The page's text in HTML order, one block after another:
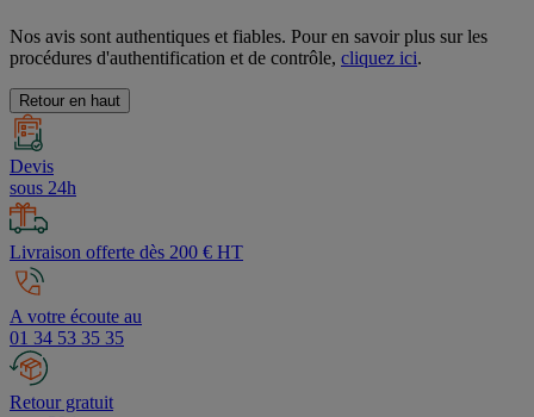
Nos avis sont authentiques et fiables. Pour en savoir plus sur les
procédures d'authentification et de contrôle, cliquez ici.
Retour en haut
Devis
sous 24h
Livraison offerte dès 200 € HT
A votre écoute au
01 34 53 35 35
Retour gratuit